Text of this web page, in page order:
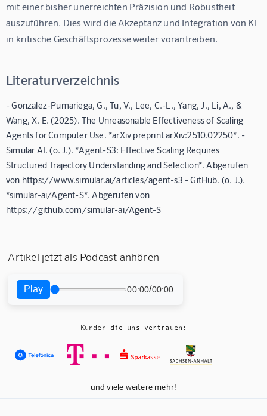
mit einer bisher unerreichten Präzision und Robustheit
auszuführen. Dies wird die Akzeptanz und Integration von KI
in kritische Geschäftsprozesse weiter vorantreiben.
Literaturverzeichnis
- Gonzalez-Pumariega, G., Tu, V., Lee, C.-L., Yang, J., Li, A., &
Wang, X. E. (2025). The Unreasonable Effectiveness of Scaling
Agents for Computer Use. *arXiv preprint arXiv:2510.02250*. -
Simular AI. (o. J.). *Agent-S3: Effective Scaling Requires
Structured Trajectory Understanding and Selection*. Abgerufen
von https://www.simular.ai/articles/agent-s3 - GitHub. (o. J.).
*simular-ai/Agent-S*. Abgerufen von
https://github.com/simular-ai/Agent-S
Artikel jetzt als Podcast anhören
Play 00:00/00:00
Kunden die uns vertrauen:
und viele weitere mehr!